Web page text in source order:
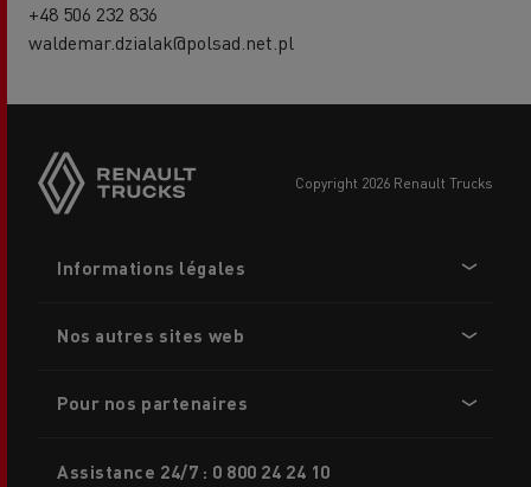
+48 506 232 836
waldemar.dzialak@polsad.net.pl
buttons
copyright 2026 Renault Trucks
menu
Informations légales
Nos autres sites web
Pour nos partenaires
Assistance 24/7 : 0 800 24 24 10